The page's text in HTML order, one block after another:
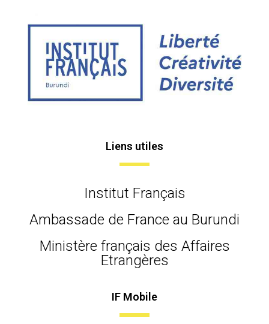
Liens utiles
Institut Français
Ambassade de France au Burundi
Ministère français des Affaires
Etrangères
IF Mobile